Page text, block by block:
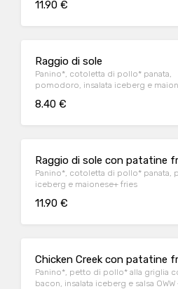
11.90 €
Raggio di sole
Panino*, cotoletta di pollo* panata,
pomodoro, insalata iceberg e
8.40 €
Raggio di sole con patatine
Panino*, cotoletta di pollo* panata,
iceberg e maionese+ fries
11.90 €
Chicken Creek con patatine
Panino*, petto di pollo* alla griglia
bacon, insalata iceberg e salsa OWW